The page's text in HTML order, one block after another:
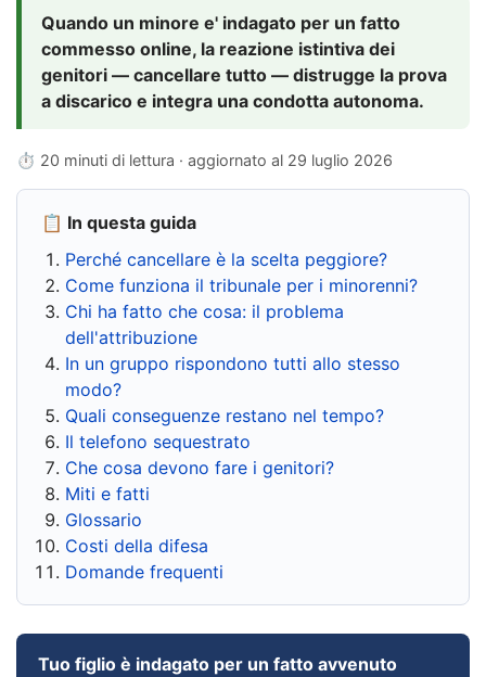
Quando un minore e' indagato per un fatto
commesso online, la reazione istintiva dei
genitori — cancellare tutto — distrugge la prova
a discarico e integra una condotta autonoma.
⏱ 20 minuti di lettura · aggiornato al 29 luglio 2026
📋 In questa guida
Perché cancellare è la scelta peggiore?
Come funziona il tribunale per i minorenni?
Chi ha fatto che cosa: il problema
dell'attribuzione
In un gruppo rispondono tutti allo stesso
modo?
Quali conseguenze restano nel tempo?
Il telefono sequestrato
Che cosa devono fare i genitori?
Miti e fatti
Glossario
Costi della difesa
Domande frequenti
Tuo figlio è indagato per un fatto avvenuto